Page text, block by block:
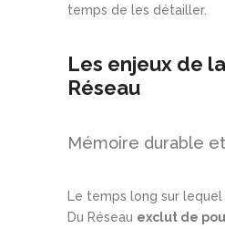
temps de les détailler.
Les enjeux de
Réseau
Mémoire durable
Le temps long sur lequel
Du Réseau exclut de